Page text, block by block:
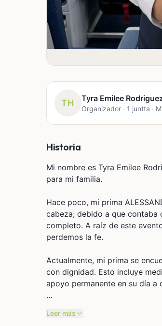
TH Tyra Emilee
Organizador · 1 juntta ·
Historia
Mi nombre es Tyra Emilee
para mi familia.
Hace poco, mi prima
cabeza; debido a que
completo. A raíz de este
perdemos la fe.
Actualmente, mi prima se
con dignidad. Esto incluye
apoyo permanente en su día a
vida, pero los gastos han
Leer más